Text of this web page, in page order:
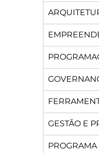
GESTÃO E